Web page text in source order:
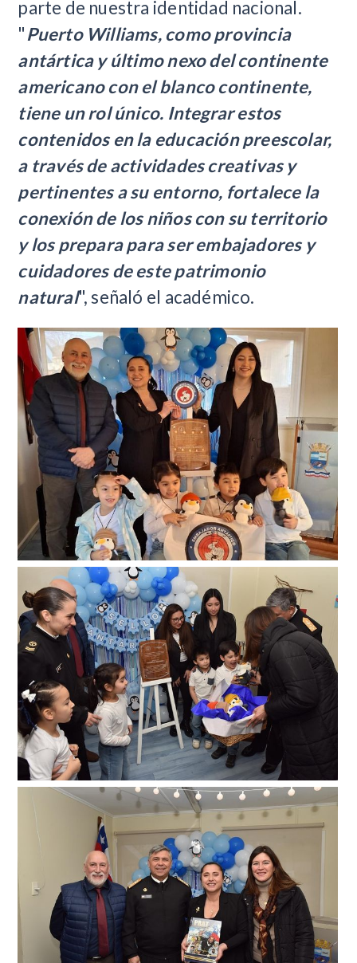
parte de nuestra identidad nacional.
"Puerto Williams, como provincia
antártica y último nexo del continente
americano con el blanco continente,
tiene un rol único. Integrar estos
contenidos en la educación preescolar,
a través de actividades creativas y
pertinentes a su entorno, fortalece la
conexión de los niños con su territorio
y los prepara para ser embajadores y
cuidadores de este patrimonio
natural", señaló el académico.